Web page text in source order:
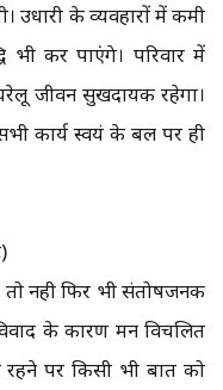
उधारी के व्यवहारों में कमी
कर पाएंगे। परिवार में
जीवन सुखदायक रहेगा।
कार्य स्वयं के बल पर ही
नही फिर भी संतोषजनक
के कारण मन विचलित
पर किसी भी बात को